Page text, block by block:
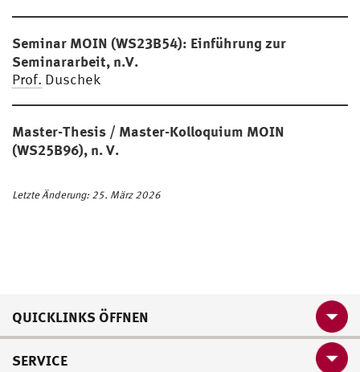
Seminar MOIN (WS23B54): Einführung zur
Seminararbeit, n.V.
Prof. Duschek
Master-Thesis / Master-Kolloquium MOIN
(WS25B96), n. V.
Letzte Änderung: 25. März 2026
QUICKLINKS ÖFFNEN
SERVICE